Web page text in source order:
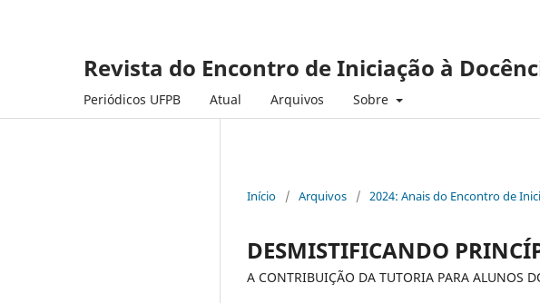
Revista do Encontro de Iniciação à
Periódicos UFPB Atual Arquivos Sobre
Início / Arquivos / 2024: Anais do Encontro de
DESMISTIFICANDO
A CONTRIBUIÇÃO DA TUTORIA PARA ALUNOS